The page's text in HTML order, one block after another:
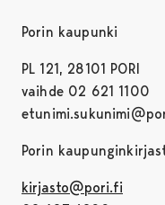
Porin kaupunki
PL 121, 28101 PORI
vaihde 02 621 1100
Porin
kirjasto@pori.fi